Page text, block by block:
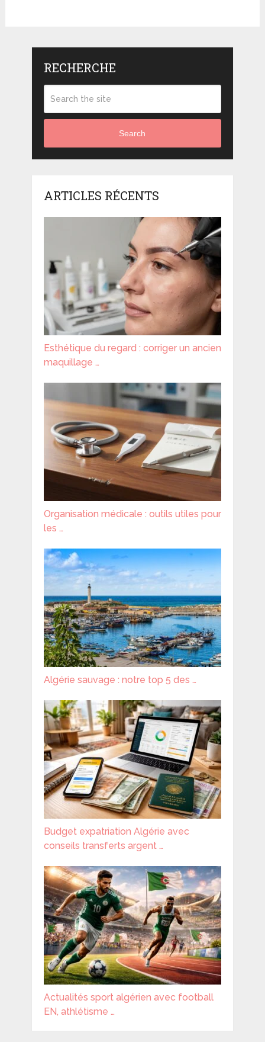
RECHERCHE
Search
ARTICLES RÉCENTS
Esthétique du regard : corriger un ancien
maquillage …
Organisation médicale : outils utiles pour
les …
Algérie sauvage : notre top 5 des …
Budget expatriation Algérie avec
conseils transferts argent …
Actualités sport algérien avec football
EN, athlétisme …